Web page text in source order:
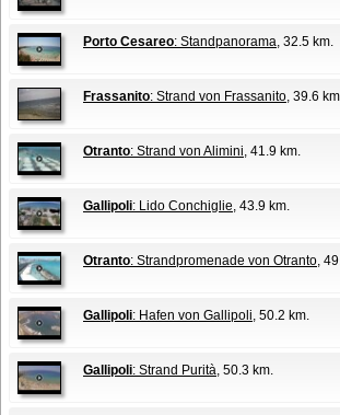
Porto Cesareo: Standpanorama , 32.5 km.
Frassanito: Strand von Frassanito , 39.6 km.
Otranto: Strand von Alimini , 41.9 km.
Gallipoli: Lido Conchiglie , 43.9 km.
Otranto: Strandpromenade von Otranto ,
Gallipoli: Hafen von Gallipoli , 50.2 km.
Gallipoli: Strand Purità , 50.3 km.